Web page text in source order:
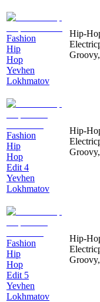
Fashion
Hip
Hop
Yevhen
Lokhmatov
Hip-
Fashion
Hip
Hop
Edit 4
Yevhen
Lokhmatov
Hip-
Fashion
Hip
Hop
Edit 5
Yevhen
Lokhmatov
Hip-